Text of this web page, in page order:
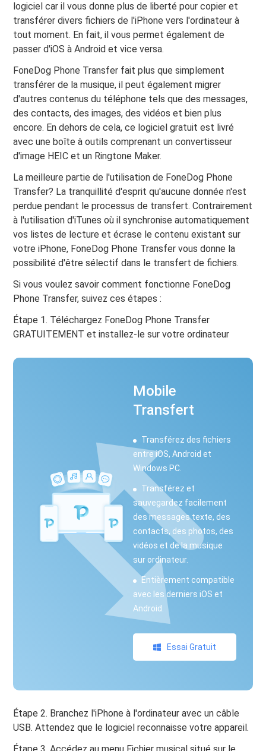
logiciel car il vous donne plus de liberté pour copier et
transférer divers fichiers de l'iPhone vers l'ordinateur à
tout moment. En fait, il vous permet également de
passer d'iOS à Android et vice versa.
FoneDog Phone Transfer fait plus que simplement
transférer de la musique, il peut également migrer
d'autres contenus du téléphone tels que des messages,
des contacts, des images, des vidéos et bien plus
encore. En dehors de cela, ce logiciel gratuit est livré
avec une boîte à outils comprenant un convertisseur
d'image HEIC et un Ringtone Maker.
La meilleure partie de l'utilisation de FoneDog Phone
Transfer? La tranquillité d'esprit qu'aucune donnée n'est
perdue pendant le processus de transfert. Contrairement
à l'utilisation d'iTunes où il synchronise automatiquement
vos listes de lecture et écrase le contenu existant sur
votre iPhone, FoneDog Phone Transfer vous donne la
possibilité d'être sélectif dans le transfert de fichiers.
Si vous voulez savoir comment fonctionne FoneDog
Phone Transfer, suivez ces étapes :
Étape 1. Téléchargez FoneDog Phone Transfer
GRATUITEMENT et installez-le sur votre ordinateur
Mobile
Transfert
Transférez des fichiers
entre iOS, Android et
Windows PC.
Transférez et
sauvegardez facilement
des messages texte, des
contacts, des photos, des
vidéos et de la musique
sur ordinateur.
Entièrement compatible
avec les derniers iOS et
Android.
Essai Gratuit
Étape 2. Branchez l'iPhone à l'ordinateur avec un câble
USB. Attendez que le logiciel reconnaisse votre appareil.